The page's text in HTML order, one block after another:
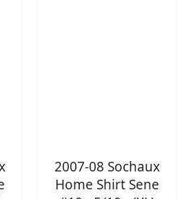
2007-08 Sochaux
Home Shirt Sene